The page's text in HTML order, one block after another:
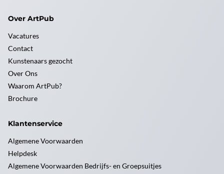
Over ArtPub
Vacatures
Contact
Kunstenaars gezocht
Over Ons
Waarom ArtPub?
Brochure
Klantenservice
Algemene Voorwaarden
Helpdesk
Algemene Voorwaarden Bedrijfs- en Groepsuitjes